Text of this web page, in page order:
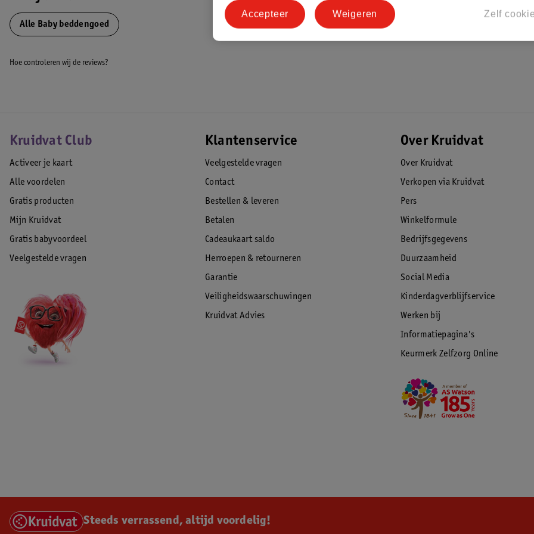
Adres:Tackenweide 5 46446 Emmerich am Rhein DE
Email:info@meycobaby.com
Alle Baby beddengoed
Hoe controleren wij de reviews?
Kruidvat Club
Activeer je kaart
Alle voordelen
Gratis producten
Mijn Kruidvat
Gratis babyvoordeel
Veelgestelde vragen
Klantenservice
Veelgestelde vragen
Contact
Bestellen & leveren
Betalen
Cadeaukaart saldo
Herroepen & retourneren
Garantie
Veiligheidswaarschuwingen
Kruidvat Advies
Over Kruidvat
Over Kruidvat
Verkopen via Kruidvat
Pers
Winkelformule
Bedrijfsgegevens
Duurzaamheid
Social Media
Kinderdagverblijfservice
Werken bij
Informatiepagina's
Keurmerk Zelfzorg Online
Steeds verrassend, altijd voordelig!
Zelf
Weigeren
Accepteer